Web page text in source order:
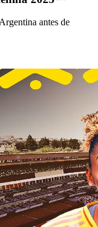
antes de